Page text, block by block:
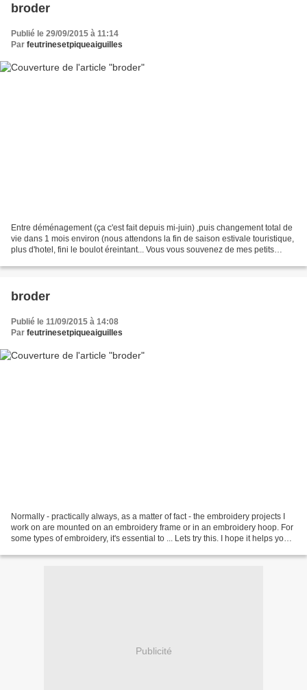
broder
Publié le 29/09/2015 à 11:14
Par feutrinesetpiqueaiguilles
Entre déménagement (ça c'est fait depuis mi-juin) ,puis changement total de
vie dans 1 mois environ (nous attendons la fin de saison estivale touristique,
plus d'hotel, fini le boulot éreintant... Vous vous souvenez de mes petits
broder
Publié le 11/09/2015 à 14:08
Par feutrinesetpiqueaiguilles
Normally - practically always, as a matter of fact - the embroidery projects I
work on are mounted on an embroidery frame or in an embroidery hoop. For
some types of embroidery, it's essential to ... Lets try this. I hope it helps you
Publicité